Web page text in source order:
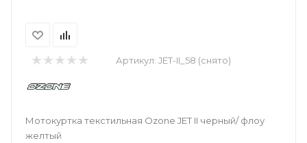
Артикул: JET-II_58 (снято)
Мотокуртка текстильная Ozone JET II черный/ флоу
желтый